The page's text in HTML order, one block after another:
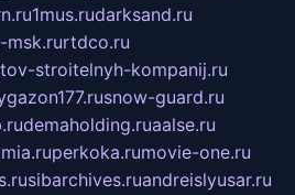
1mus.rudarksand.ru
msk.rurtdco.ru
stroitelnyh-kompanij.ru
snow-guard.ru
demaholding.ruaalse.ru
perkoka.rumovie-one.ru
sibarchives.ruandreislyusar.ru